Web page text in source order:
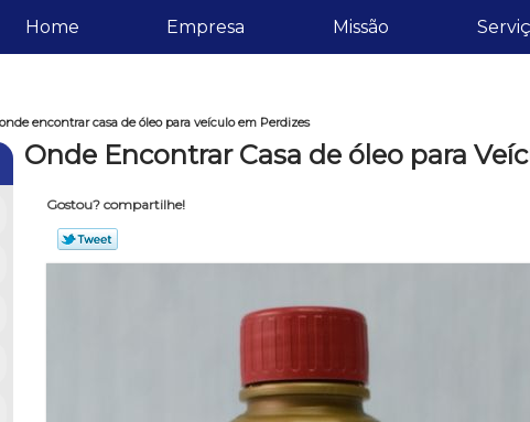
Home Empresa Missão
onde encontrar casa de óleo para veículo em Perdizes
Onde Encontrar Casa de óleo para
Gostou? compartilhe!